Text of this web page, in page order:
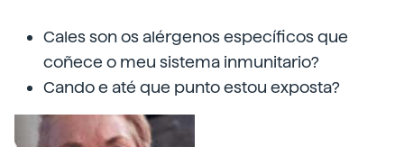
Cales son os alérgenos específicos que
coñece o meu sistema inmunitario?
Cando e até que punto estou exposta?